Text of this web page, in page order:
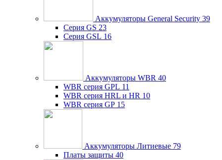
Аккумуляторы General Security 39
Серия GS 23
Серия GSL 16
Аккумуляторы WBR 40
WBR серия GPL 11
WBR серия HRL и HR 10
WBR серия GP 15
Аккумуляторы Литиевые 79
Платы защиты 40